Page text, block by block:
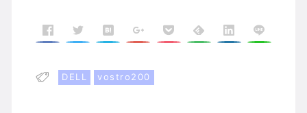
DELL vostro200